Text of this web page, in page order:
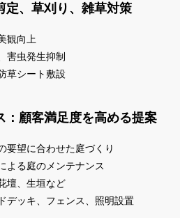
定、草刈り、雑草対策
観向上
害虫発生抑制
草シート敷設
：顧客満足度を高める提案
要望に合わせた庭づくり
よる庭のメンテナンス
壇、生垣など
デッキ、フェンス、照明設置